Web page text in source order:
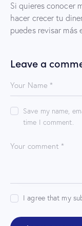
Si quieres conocer
hacer crecer tu
puedes revisar más
Leave a
Save my name,
time I comment.
I agree that my